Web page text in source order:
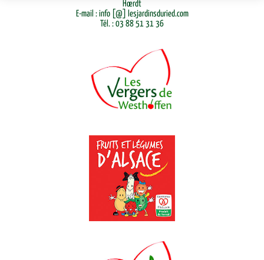
Hœrdt
E-mail : info [@] lesjardinsduried.com
Tél. : 03 88 51 31 36